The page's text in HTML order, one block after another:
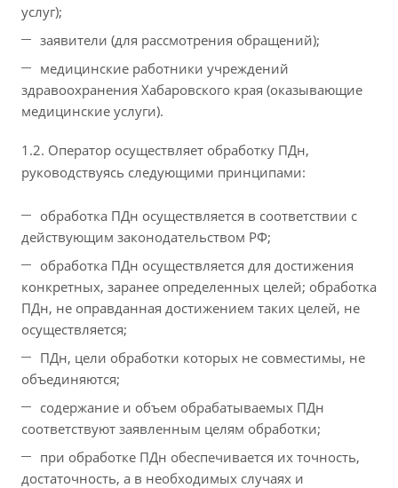
услуг);
заявители (для рассмотрения обращений);
медицинские работники учреждений
здравоохранения Хабаровского края (оказывающие
медицинские услуги).
1.2. Оператор осуществляет обработку ПДн,
руководствуясь следующими принципами:
обработка ПДн осуществляется в соответствии с
действующим законодательством РФ;
обработка ПДн осуществляется для достижения
конкретных, заранее определенных целей; обработка
ПДн, не оправданная достижением таких целей, не
осуществляется;
ПДн, цели обработки которых не совместимы, не
объединяются;
содержание и объем обрабатываемых ПДн
соответствуют заявленным целям обработки;
при обработке ПДн обеспечивается их точность,
достаточность, а в необходимых случаях и